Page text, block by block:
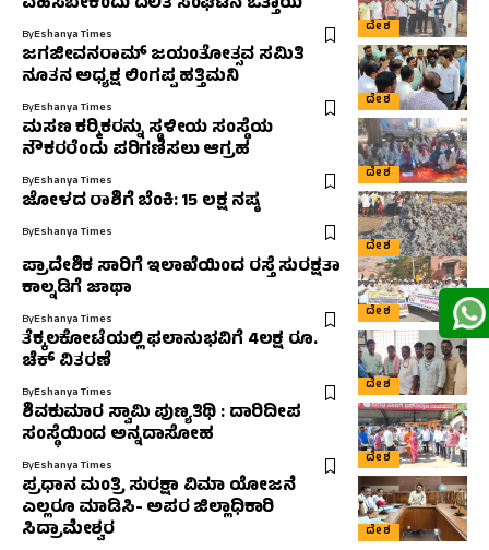
ದೇಶ
ByEshanya Times
ದೇಶ
ಜಗಜೀವನರಾಮ್ ಜಯಂತೋತ್ಸವ ಸಮಿತಿ
ನೂತನ ಅಧ್ಯಕ್ಷ ಲಿಂಗಪ್ಪ ಹತ್ತಿಮನಿ
ByEshanya Times
ದೇಶ
ಮಸಣ ಕರ‍್ಮಿಕರನ್ನು ಸ್ಥಳೀಯ ಸಂಸ್ಥೆಯ
ನೌಕರರೆಂದು ಪರಿಗಣಿಸಲು ಆಗ್ರಹ
ByEshanya Times
ದೇಶ
ಜೋಳದ ರಾಶಿಗೆ ಬೆಂಕಿ: 15 ಲಕ್ಷ ನಷ್ಠ
ByEshanya Times
ದೇಶ
ಪ್ರಾದೇಶಿಕ ಸಾರಿಗೆ ಇಲಾಖೆಯಿಂದ ರಸ್ತೆ ಸುರಕ್ಷತಾ
ಕಾಲ್ನಡಿಗೆ ಜಾಥಾ
ByEshanya Times
ದೇಶ
ತೆಕ್ಕಲಕೋಟೆಯಲ್ಲಿ ಫಲಾನುಭವಿಗೆ 4ಲಕ್ಷ ರೂ.
ಚೆಕ್ ವಿತರಣೆ
ByEshanya Times
ದೇಶ
ಶಿವಕುಮಾರ ಸ್ವಾಮಿ ಪುಣ್ಯತಿಥಿ : ದಾರಿದೀಪ
ಸಂಸ್ಥೆಯಿಂದ ಅನ್ನದಾಸೋಹ
ByEshanya Times
ದೇಶ
ಪ್ರಧಾನ ಮಂತ್ರಿ ಸುರಕ್ಷಾ ವಿಮಾ ಯೋಜನೆ
ಎಲ್ಲರೂ ಮಾಡಿಸಿ- ಅಪರ ಜಿಲ್ಲಾಧಿಕಾರಿ
ಸಿದ್ರಾಮೇಶ್ವರ